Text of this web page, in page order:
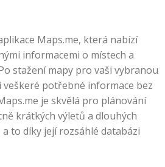
Maps.me, která nabízí
informacemi o místech a
stažení mapy pro vaši vybranou
potřebné informace bez
je skvělá pro plánování
krátkých výletů a dlouhých
to díky její rozsáhlé databázi